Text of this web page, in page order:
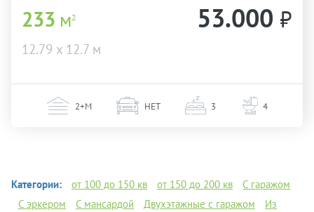
233 м2
12.79 х 12.7 м
53.000 ₽
2+М НЕТ 3 4
Категории: от 100 до 150 кв от 150 до 200 кв
С гаражом
С эркером
С мансардой Двухэтажные с гаражом
Из